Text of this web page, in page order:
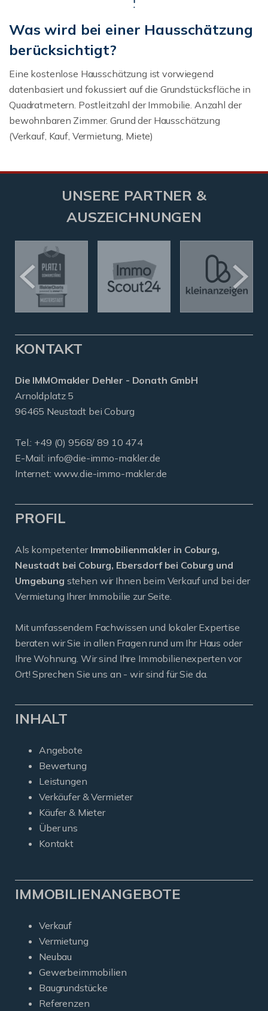
Was wird bei einer Hausschätzung
berücksichtigt?
Eine kostenlose Hausschätzung ist vorwiegend
datenbasiert und fokussiert auf die Grundstücksfläche in
Quadratmetern. Postleitzahl der Immobilie. Anzahl der
bewohnbaren Zimmer. Grund der Hausschätzung
(Verkauf, Kauf, Vermietung, Miete)
UNSERE PARTNER &
AUSZEICHNUNGEN
KONTAKT
Die IMMOmakler Dehler - Donath GmbH
Arnoldplatz 5
96465 Neustadt bei Coburg
Tel.: +49 (0) 9568/ 89 10 474
E-Mail: info@die-immo-makler.de
Internet: www.die-immo-makler.de
PROFIL
Als kompetenter Immobilienmakler in Coburg,
Neustadt bei Coburg, Ebersdorf bei Coburg und
Umgebung stehen wir Ihnen beim Verkauf und bei der
Vermietung Ihrer Immobilie zur Seite.
Mit umfassendem Fachwissen und lokaler Expertise
beraten wir Sie in allen Fragen rund um Ihr Haus oder
Ihre Wohnung. Wir sind Ihre Immobilienexperten vor
Ort! Sprechen Sie uns an - wir sind für Sie da.
INHALT
Angebote
Bewertung
Leistungen
Verkäufer & Vermieter
Käufer & Mieter
Über uns
Kontakt
IMMOBILIENANGEBOTE
Verkauf
Vermietung
Neubau
Gewerbeimmobilien
Baugrundstücke
Referenzen